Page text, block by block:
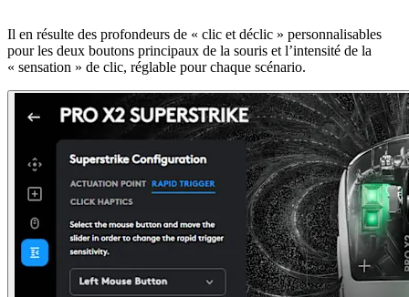
Il en résulte des profondeurs de « clic et déclic » personnalisables
pour les deux boutons principaux de la souris et l’intensité de la
« sensation » de clic, réglable pour chaque scénario.